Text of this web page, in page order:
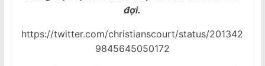
đợi.
https://twitter.com/christianscourt/status/201342
9845645050172